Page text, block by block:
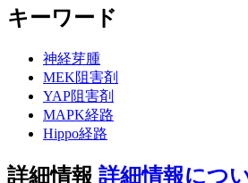
キーワード
神経芽腫
MEK阻害剤
YAP阻害剤
MAPK経路
Hippo経路
詳細情報 詳細情報につ